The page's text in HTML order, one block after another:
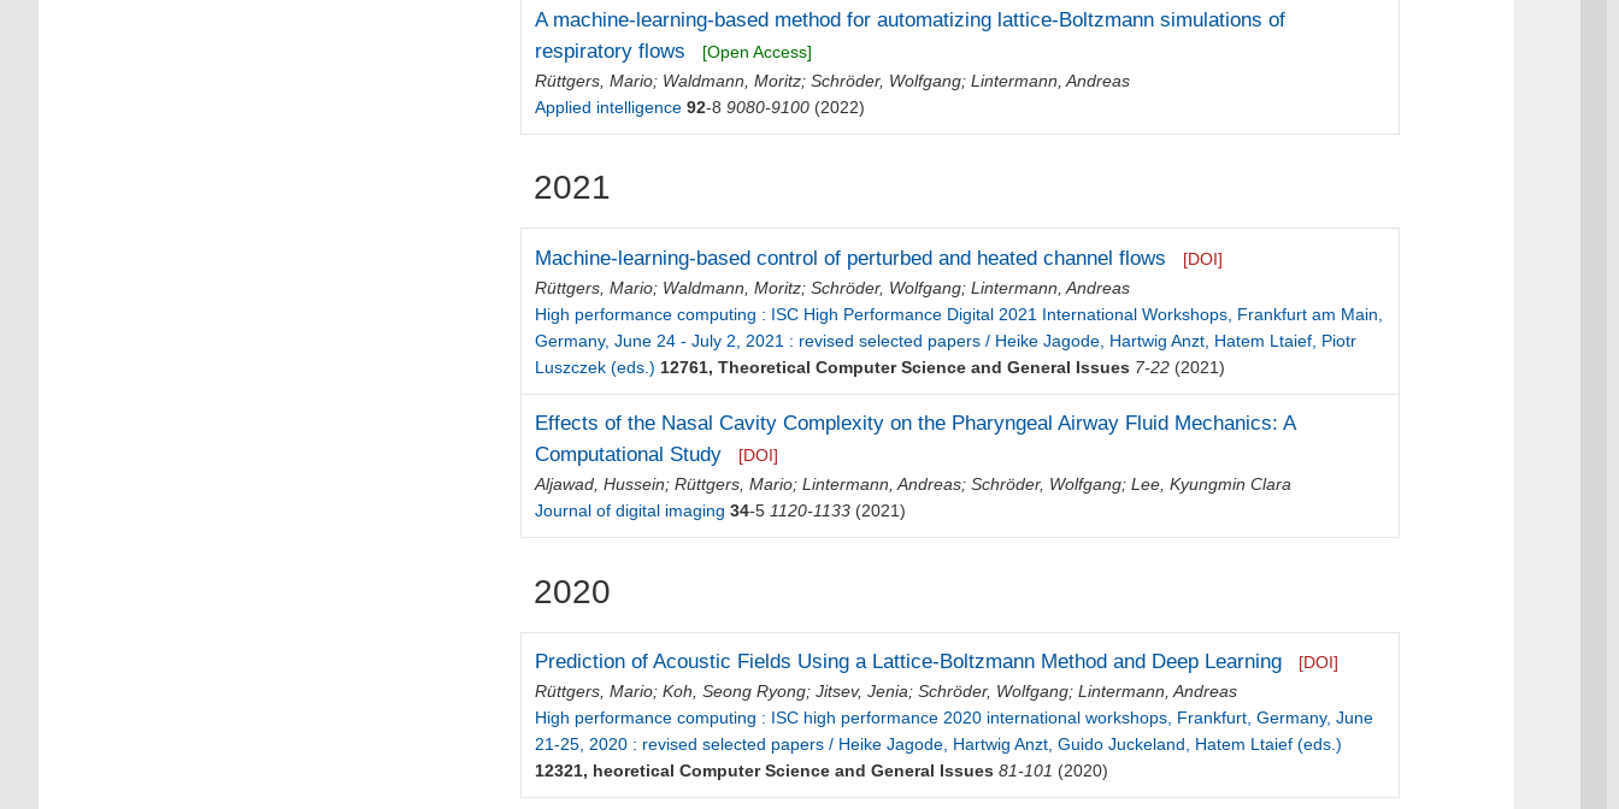
A machine-learning-based method for automatizing lattice-Boltzmann simulations of
respiratory flows
[Open Access]
Rüttgers, Mario; Waldmann, Moritz;Schröder, Wolfgang;Lintermann, Andreas
Applied intelligence 92-8 9080-9100 (2022)
2021
Machine-learning-based control of perturbed and heated channel flows
[DOI]
Rüttgers, Mario; Waldmann, Moritz;Schröder, Wolfgang;Lintermann, Andreas
High performance computing : ISC High Performance Digital 2021 International Workshops, Frankfurt am Main,
Germany, June 24 - July 2, 2021 : revised selected papers / Heike Jagode, Hartwig Anzt, Hatem Ltaief, Piotr
Luszczek (eds.) 12761, Theoretical Computer Science and General Issues 7-22 (2021)
Effects of the Nasal Cavity Complexity on the Pharyngeal Airway Fluid Mechanics: A
Computational Study
[DOI]
Aljawad, Hussein;Rüttgers, Mario;Lintermann, Andreas;Schröder, Wolfgang;Lee, Kyungmin Clara
Journal of digital imaging 34-5 1120-1133 (2021)
2020
Prediction of Acoustic Fields Using a Lattice-Boltzmann Method and Deep Learning
[DOI]
Rüttgers, Mario;Koh, Seong Ryong;Jitsev, Jenia;Schröder, Wolfgang;Lintermann, Andreas
High performance computing : ISC high performance 2020 international workshops, Frankfurt, Germany, June
21-25, 2020 : revised selected papers / Heike Jagode, Hartwig Anzt, Guido Juckeland, Hatem Ltaief (eds.)
12321, heoretical Computer Science and General Issues 81-101 (2020)